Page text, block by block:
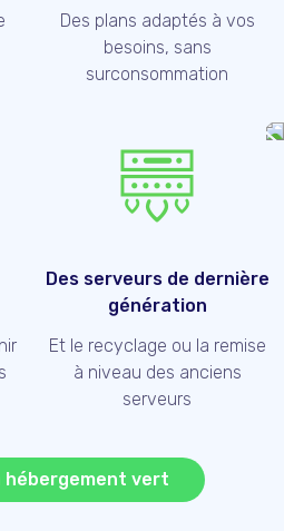
Des plans adaptés à vos
besoins, sans
surconsommation
Des serveurs de dernière
génération
Et le recyclage ou la remise
à niveau des anciens
serveurs
hébergement vert